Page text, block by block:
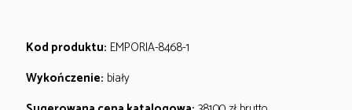
Kod produktu: EMPORIA-8468-1
Wykończenie: biały